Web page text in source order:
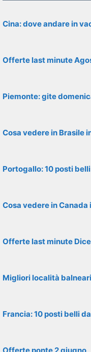
Cina: dove andare in
Offerte last minute
Piemonte: gite
Cosa vedere in Brasile
Portogallo: 10 posti
Cosa vedere in Canada
Offerte last minute
Migliori località
Francia: 10 posti belli